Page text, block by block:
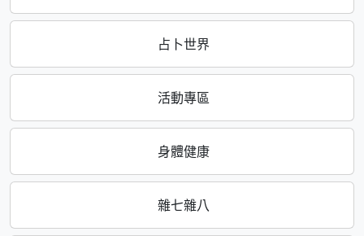
占卜世界
活動專區
身體健康
雜七雜八